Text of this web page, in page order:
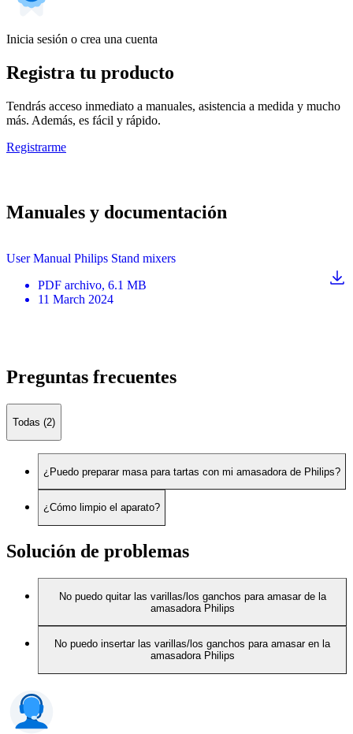
Inicia sesión o crea una cuenta
Registra tu producto
Tendrás acceso inmediato a manuales, asistencia a medida y mucho
más. Además, es fácil y rápido.
Registrarme
Manuales y documentación
User Manual Philips Stand mixers
PDF archivo, 6.1 MB
11 March 2024
Preguntas frecuentes
Todas (2)
¿Puedo preparar masa para tartas con mi amasadora de Philips?
¿Cómo limpio el aparato?
Solución de problemas
No puedo quitar las varillas/los ganchos para amasar de la
amasadora Philips
No puedo insertar las varillas/los ganchos para amasar en la
amasadora Philips